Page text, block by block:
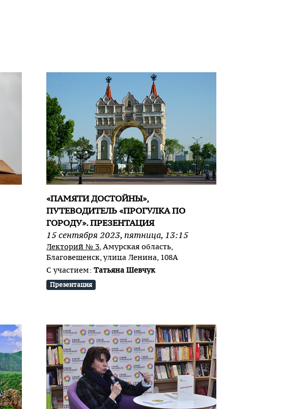
«ПАМЯТИ ДОСТОЙНЫ»,
ПУТЕВОДИТЕЛЬ «ПРОГУЛКА ПО
ГОРОДУ». ПРЕЗЕНТАЦИЯ
15 сентября 2023,пятница, 13:15
Лекторий № 3, Амурская область,
Благовещенск, улица Ленина, 108А
С участием:Татьяна Шевчук
Презентация